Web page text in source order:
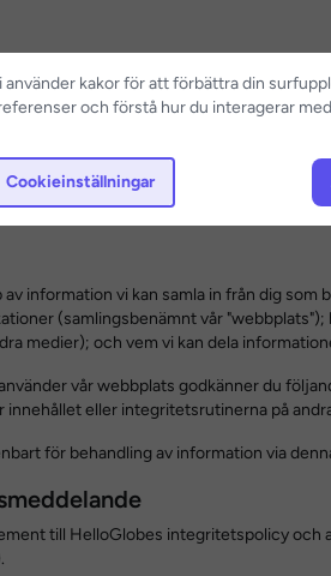
information vi kan samla in från dig som
(samlingsbenämnt vår
medier); och vem vi kan dela
vår webbplats godkänner du
innehållet eller integritetsrutinerna på
för behandling av information via
till HelloGlobes integritetspolicy och
använder kakor för att förbättra din
och förstå hur du interagerar
Cookieinställningar